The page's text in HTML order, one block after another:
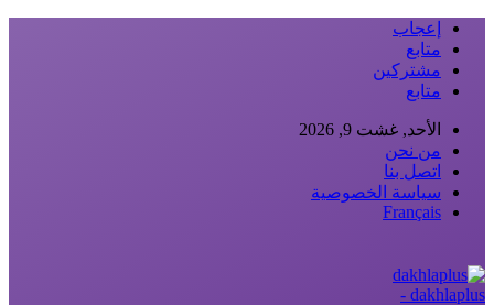
إعجاب
متابع
مشتركين
متابع
الأحد, غشت 9, 2026
من نحن
اتصل بنا
سياسة الخصوصية
Français
dakhlaplus -